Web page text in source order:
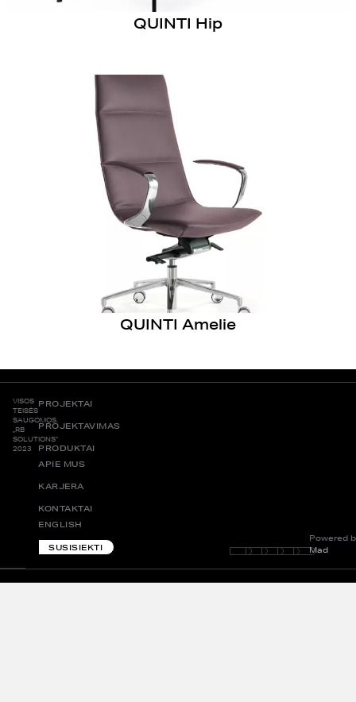
QUINTI Hip
QUINTI Amelie
VISOS
TEISĖS
SAUGOMOS.
„RB
SOLUTIONS“
2023
PROJEKTAI
PROJEKTAVIMAS
PRODUKTAI
APIE MUS
KARJERA
KONTAKTAI
ENGLISH
SUSISIEKTI
Powered
Mad